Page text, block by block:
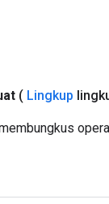
( Lingkup